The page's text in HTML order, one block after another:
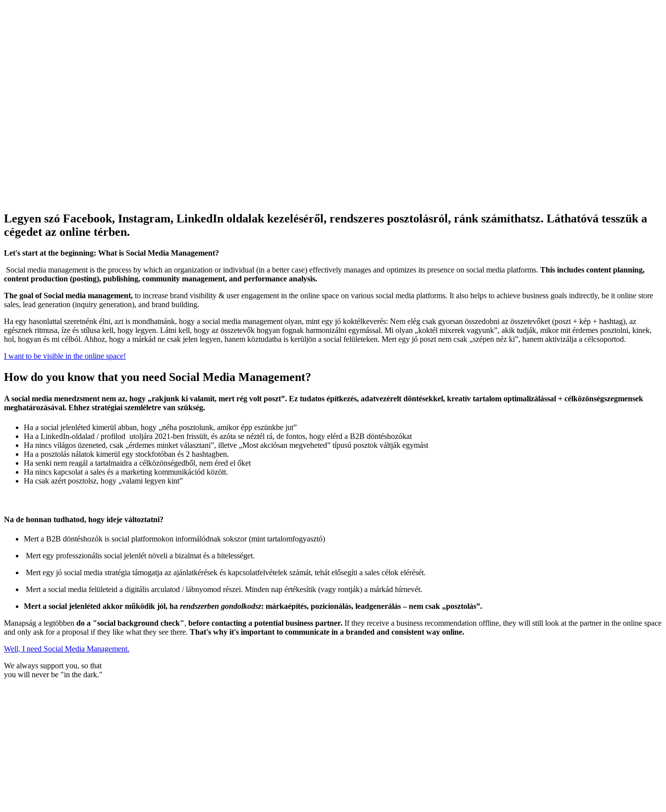
Legyen szó Facebook, Instagram, LinkedIn oldalak kezeléséről, rendszeres posztolásról, ránk számíthatsz. Láthatóvá tesszük a
cégedet az online térben.
Let's start at the beginning: What is Social Media Management?
Social media management is the process by which an organization or individual (in a better case) effectively manages and optimizes its presence on social media platforms. This includes content planning,
content production (posting), publishing, community management, and performance analysis.
The goal of Social media management, to increase brand visibility & user engagement in the online space on various social media platforms. It also helps to achieve business goals indirectly, be it online store
sales, lead generation (inquiry generation), and brand building.
Ha egy hasonlattal szeretnénk élni, azt is mondhatnánk, hogy a social media management olyan, mint egy jó koktélkeverés: Nem elég csak gyorsan összedobni az összetevőket (poszt + kép + hashtag), az
egésznek ritmusa, íze és stílusa kell, hogy legyen. Látni kell, hogy az összetevők hogyan fognak harmonizálni egymással. Mi olyan „koktél mixerek vagyunk”, akik tudják, mikor mit érdemes posztolni, kinek,
hol, hogyan és mi célból. Ahhoz, hogy a márkád ne csak jelen legyen, hanem köztudatba is kerüljön a social felületeken. Mert egy jó poszt nem csak „szépen néz ki”, hanem aktivizálja a célcsoportod.
I want to be visible in the online space!
How do you know that you need Social Media Management?
A social media menedzsment nem az, hogy „rakjunk ki valamit, mert rég volt poszt”. Ez tudatos építkezés, adatvezérelt döntésekkel, kreatív tartalom optimalizálással + célközönségszegmensek
meghatározásával. Ehhez stratégiai szemléletre van szükség.
Ha a social jelenléted kimerül abban, hogy „néha posztolunk, amikor épp eszünkbe jut”
Ha a LinkedIn-oldalad / profilod utoljára 2021-ben frissült, és azóta se néztél rá, de fontos, hogy elérd a B2B döntéshozókat
Ha nincs világos üzeneted, csak „érdemes minket választani”, illetve „Most akciósan megveheted” típusú posztok váltják egymást
Ha a posztolás nálatok kimerül egy stockfotóban és 2 hashtagben.
Ha senki nem reagál a tartalmaidra a célközönségedből, nem éred el őket
Ha nincs kapcsolat a sales és a marketing kommunikációd között.
Ha csak azért posztolsz, hogy „valami legyen kint”
Na de honnan tudhatod, hogy ideje változtatni?
Mert a B2B döntéshozók is social platformokon informálódnak sokszor (mint tartalomfogyasztó)
Mert egy professzionális social jelenlét növeli a bizalmat és a hitelességet.
Mert egy jó social media stratégia támogatja az ajánlatkérések és kapcsolatfelvételek számát, tehát elősegíti a sales célok elérését.
Mert a social media felületeid a digitális arculatod / lábnyomod részei. Minden nap értékesítik (vagy rontják) a márkád hírnevét.
Mert a social jelenléted akkor működik jól, ha rendszerben gondolkodsz: márkaépítés, pozicionálás, leadgenerálás – nem csak „posztolás”.
Manapság a legtöbben do a "social background check", before contacting a potential business partner. If they receive a business recommendation offline, they will still look at the partner in the online space
and only ask for a proposal if they like what they see there. That's why it's important to communicate in a branded and consistent way online.
Well, I need Social Media Management.
We always support you, so that
you will never be "in the dark."